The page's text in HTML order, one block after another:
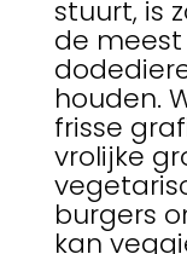
stuurt, is
de
houden.
frisse
vrolijke
burgers
kan